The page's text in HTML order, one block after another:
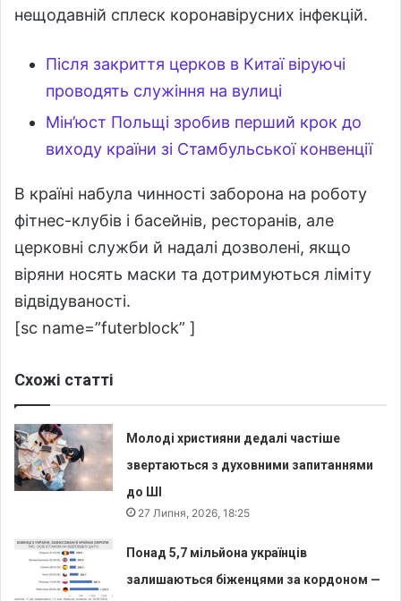
нещодавній сплеск коронавірусних інфекцій.
Після закриття церков в Китаї віруючі
проводять служіння на вулиці
Мін’юст Польщі зробив перший крок до
виходу країни зі Стамбульської конвенції
В країні набула чинності заборона на роботу
фітнес-клубів і басейнів, ресторанів, але
церковні служби й надалі дозволені, якщо
віряни носять маски та дотримуються ліміту
відвідуваності.
[sc name=”futerblock” ]
Схожі статті
Молоді християни дедалі частіше
звертаються з духовними запитаннями
до ШІ
27 Липня, 2026, 18:25
Понад 5,7 мільйона українців
залишаються біженцями за кордоном —